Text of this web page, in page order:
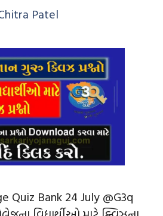
Patel
Quiz Bank 24 July @G3q